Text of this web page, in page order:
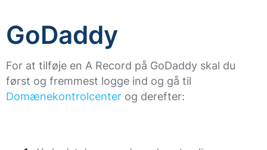
GoDaddy
For at tilføje en A Record på GoDaddy skal du
først og fremmest logge ind og gå til
Domænekontrolcenter og derefter: